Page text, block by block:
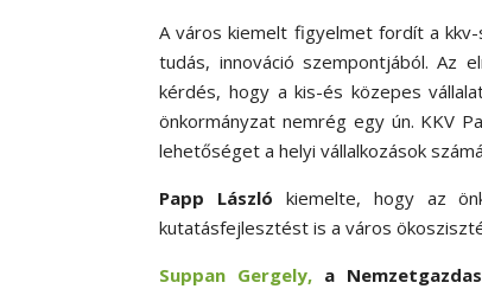
A város kiemelt figyelmet fordít a
tudás, innováció szempontjából. Az
kérdés, hogy a kis-és közepes
önkormányzat nemrég egy ún. KKV
lehetőséget a helyi vállalkozások
Papp László
kiemelte, hogy az
kutatásfejlesztést is a város
Suppan Gergely, a